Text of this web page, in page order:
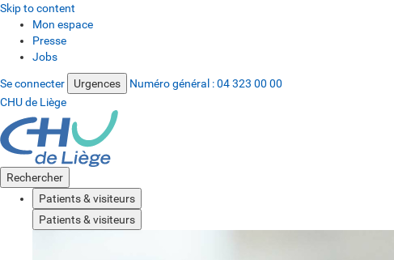
Skip to content
Mon espace
Presse
Jobs
Se connecter Urgences Numéro général :04 323 00 00
CHU de Liège
Rechercher
Patients & visiteurs
Patients & visiteurs